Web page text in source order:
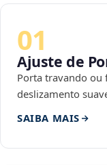
01
Ajuste de
Porta travando ou
deslizamento
SAIBA MAIS